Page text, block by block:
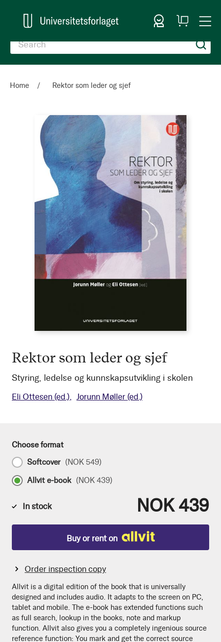
Sign In
My
Cart
Home Rektor som leder og sjef
Rektor som leder og sjef
Styring, ledelse og kunnskapsutvikling i skolen
Eli Ottesen (ed.) Jorunn Møller (ed.)
Choose format
Softcover (NOK 549)
Allvit e-book (NOK 439)
In stock NOK 439
Buy or rent on
Order inspection copy
Allvit is a digital edition of the book that is universally
designed and includes audio. It adapts to the screen on PC,
tablet and mobile. The e-book has extended functions such
as full search, lookup in the books, note and markup
function. Allvit also gives you a completely ingenious source
reference function: You mark and get the correct source